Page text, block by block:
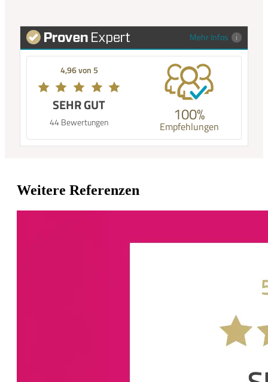
Mehr Infos
4,96 von 5
SEHR GUT
44 Bewertungen 100%
Empfehlungen
Weitere Referenzen